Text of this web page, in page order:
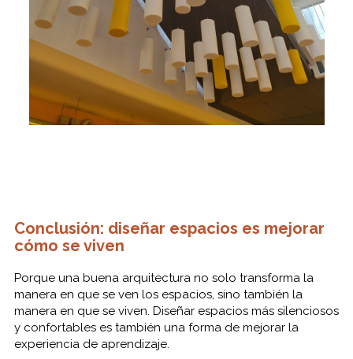
Conclusión: diseñar espacios es mejorar
cómo se viven
Porque una buena arquitectura no solo transforma la
manera en que se ven los espacios, sino también la
manera en que se viven. Diseñar espacios más silenciosos
y confortables es también una forma de mejorar la
experiencia de aprendizaje.